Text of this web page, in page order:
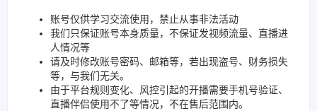
账号仅供学习交流使用，禁止从事非法活动
我们只保证账号本身质量，不保证发视频流量、直播进
人情况等
请及时修改账号密码、邮箱等，若出现盗号、财务损失
等，与我们无关。
由于平台规则变化、风控引起的开播需要手机号验证、
直播伴侣使用不了等情况，不在售后范围内。